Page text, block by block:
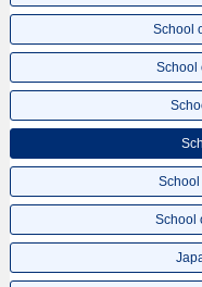
School
School
School